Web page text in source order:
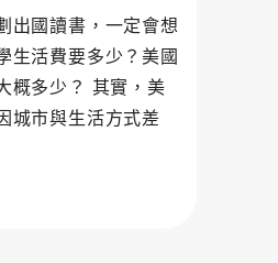
出國讀書，一定會想
生活費要多少？美國
概多少？ 其實，美
城市與生活方式差